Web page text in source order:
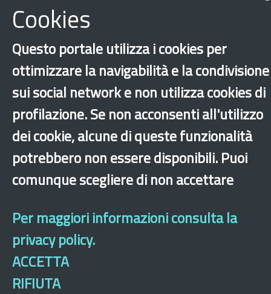
Integrazione
Sfruttamento lavorativo
SU.PR.EME.
Altri comuni
Cookies
Questo portale utilizza i cookies per
ottimizzare la navigabilità e la condivisione
sui social network e non utilizza cookies di
profilazione. Se non acconsenti all'utilizzo
dei cookie, alcune di queste funzionalità
potrebbero non essere disponibili. Puoi
comunque scegliere di non accettare
Per maggiori informazioni consulta la
privacy policy.
ACCETTA
RIFIUTA
Dichiarazione di accessibilità Mappa del sito Legal & Privacy
Contatti